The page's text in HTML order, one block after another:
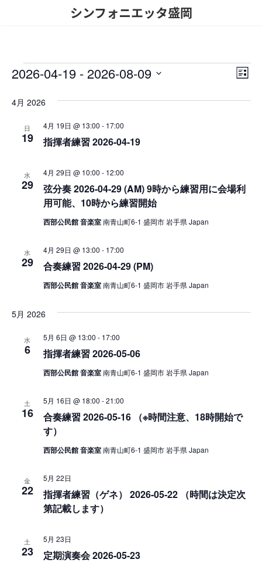
シンフォニエッタ盛岡
イ
ベ
ト
ビ
ゲ
イ
ナ
リ
ト
2026-04-19 - 2026-08-09
付
4月 2026
日
19 指揮者練習 2026-04-19
4月 19日 @ 13:00 - 17:00
水
29
弦分奏 2026-04-29 (AM) 9時から練習用に会場利
用可能、10時から練習開始
4月 29日 @ 10:00 - 12:00
西部公民館 音楽室南青山町6-1 盛岡市 岩手県 Japan
水
29 合奏練習 2026-04-29 (PM)
4月 29日 @ 13:00 - 17:00
西部公民館 音楽室南青山町6-1 盛岡市 岩手県 Japan
5月 2026
水
6 指揮者練習 2026-05-06
5月 6日 @ 13:00 - 17:00
西部公民館 音楽室南青山町6-1 盛岡市 岩手県 Japan
土
16
合奏練習 2026-05-16 （※時間注意、18時開始で
す）
5月 16日 @ 18:00 -21:00
西部公民館 音楽室南青山町6-1 盛岡市 岩手県 Japan
金
22
指揮者練習（ゲネ） 2026-05-22 （時間は決定次
第記載します）
5月 22日
土
23 定期演奏会 2026-05-23
5月 23日